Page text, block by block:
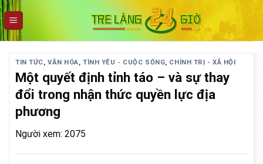
Skip
to
content
TIN TỨC,VĂN HÓA,TÌNH YÊU - CUỘC SỐNG, CHÍNH TRỊ - XÃ HỘI
Một quyết định tỉnh táo – và sự thay
đổi trong nhận thức quyền lực địa
phương
Người xem: 2075